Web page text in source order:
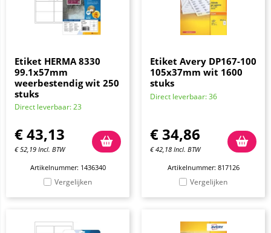
Etiket HERMA 8330
99.1x57mm
weerbestendig wit 250
stuks
Direct leverbaar: 23
€43,13
€52,19 Incl. BTW
Artikelnummer: 1436340
Vergelijken
Etiket Avery DP167-100
105x37mm wit 1600
stuks
Direct leverbaar: 36
€ 34,86
€42,18 Incl. BTW
Artikelnummer: 817126
Vergelijken